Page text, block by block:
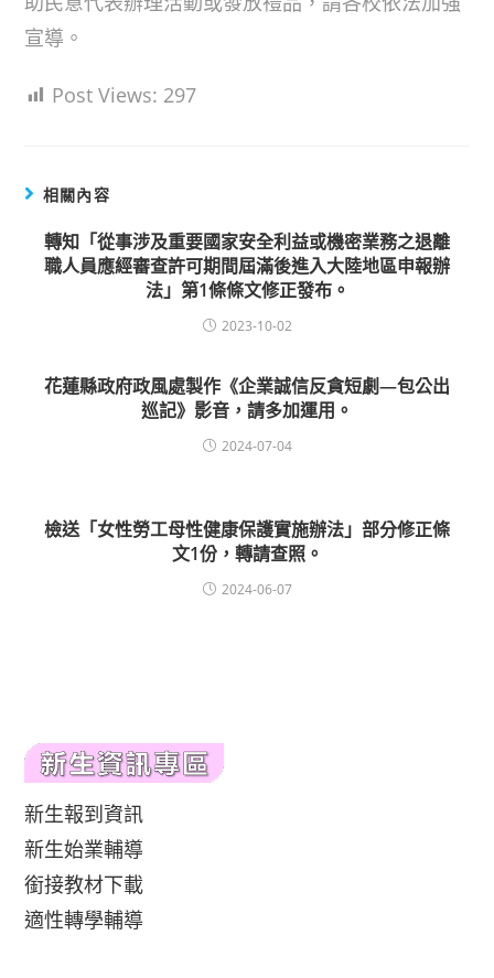
宣導。
Post Views: 297
相關內容
轉知「從事涉及重要國家安全利益或機密業務之退離
職人員應經審查許可期間屆滿後進入大陸地區申報辦
法」第1條條文修正發布。
2023-10-02
花蓮縣政府政風處製作《企業誠信反貪短劇—包公出
巡記》影音，請多加運用。
2024-07-04
檢送「女性勞工母性健康保護實施辦法」部分修正條
文1份，轉請查照。
2024-06-07
新生報到資訊
新生始業輔導
銜接教材下載
適性轉學輔導